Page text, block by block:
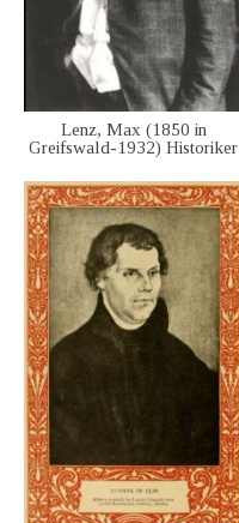
Lenz, Max (1850 in
Greifswald-1932) Historiker